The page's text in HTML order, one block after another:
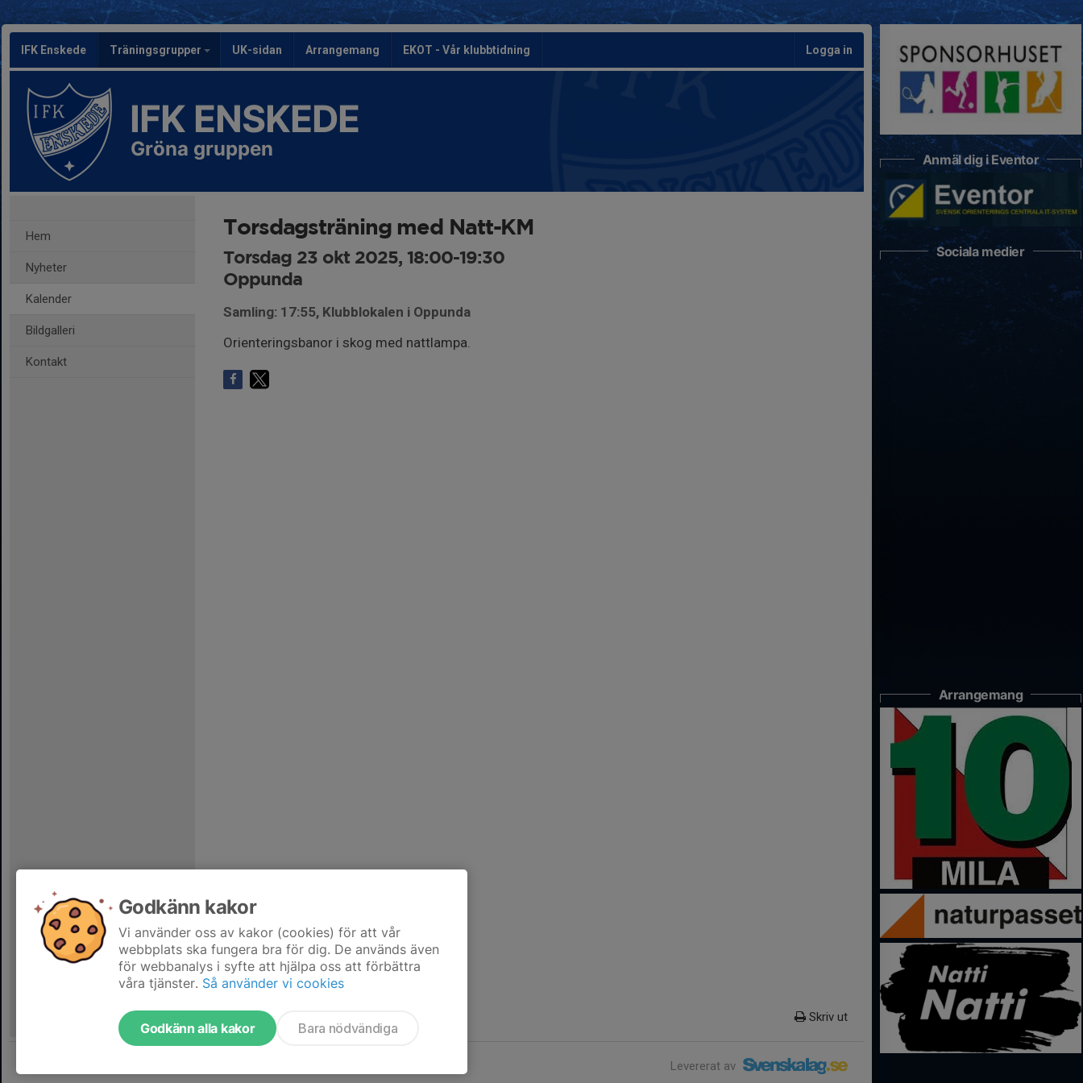
IFK Enskede Träningsgrupper UK-sidan Arrangemang EKOT - Vår klubbtidning Logga in
IFK ENSKEDE
Gröna gruppen
Hem
Nyheter
Kalender
Bildgalleri
Kontakt
Torsdagsträning med Natt-KM
Torsdag 23 okt 2025, 18:00-19:30
Oppunda
Samling: 17:55, Klubblokalen i Oppunda
Orienteringsbanor i skog med nattlampa.
Skriv ut
Levererat av
Anmäl dig i Eventor
Sociala medier
Arrangemang
Godkänn kakor
Vi använder oss av kakor (cookies) för att vår
webbplats ska fungera bra för dig. De används även
för webbanalys i syfte att hjälpa oss att förbättra
våra tjänster. Så använder vi cookies
Godkänn alla kakor Bara nödvändiga